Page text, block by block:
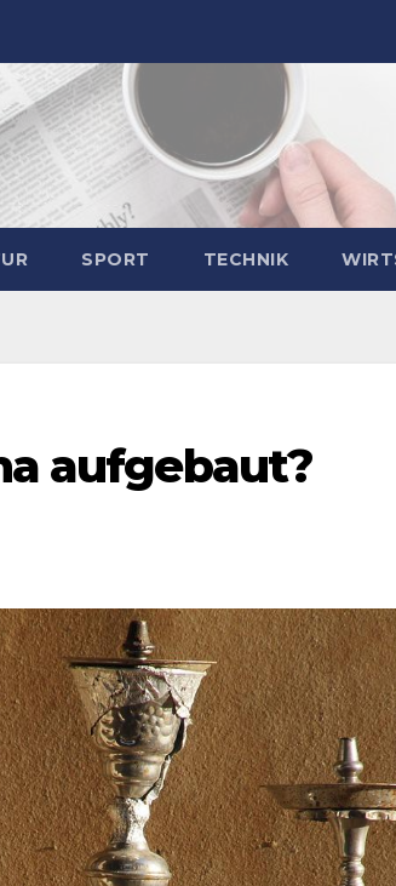
SPORT TECHNIK
aufgebaut?